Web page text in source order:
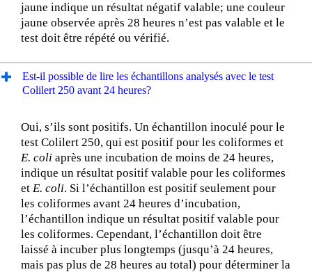
jaune indique un résultat négatif valable; une couleur
jaune observée après 28 heures n’est pas valable et le
test doit être répété ou vérifié.
Est-il possible de lire les échantillons analysés avec le test
Colilert 250 avant 24 heures?
Oui, s’ils sont positifs. Un échantillon inoculé pour le
test Colilert 250, qui est positif pour les coliformes et
E. coli après une incubation de moins de 24 heures,
indique un résultat positif valable pour les coliformes
et E. coli. Si l’échantillon est positif seulement pour
les coliformes avant 24 heures d’incubation,
l’échantillon indique un résultat positif valable pour
les coliformes. Cependant, l’échantillon doit être
laissé à incuber plus longtemps (jusqu’à 24 heures,
mais pas plus de 28 heures au total) pour déterminer la